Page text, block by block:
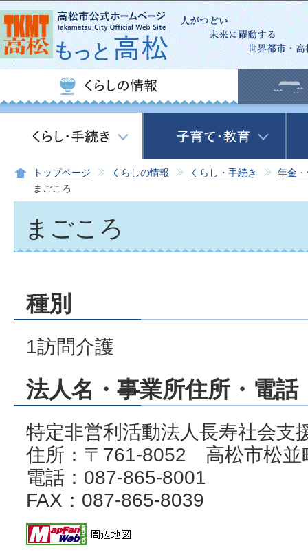
この
トップページ くらしの情報 くらし・手続き
年金
まごころ
まごころ
種別
1訪問介護
法人名・事業所住所・電話
特定非営利活動法人長寿社会支
住所：〒761-8052 高松市松並
電話：087-865-8001
FAX：087-865-8039